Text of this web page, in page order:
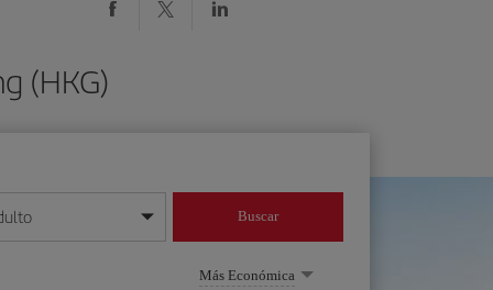
(HKG)
mes/año
Buscar
Más Económica